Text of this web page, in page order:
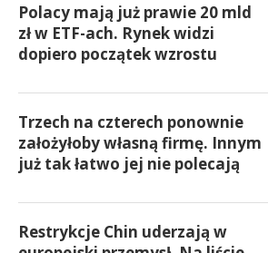
Polacy mają już prawie 20 mld
zł w ETF-ach. Rynek widzi
dopiero początek wzrostu
Trzech na czterech ponownie
założyłoby własną firmę. Innym
już tak łatwo jej nie polecają
Restrykcje Chin uderzają w